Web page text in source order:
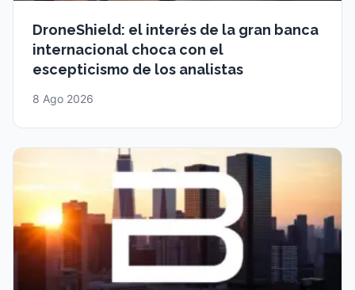
DroneShield: el interés de la gran banca
internacional choca con el
escepticismo de los analistas
8 Ago 2026